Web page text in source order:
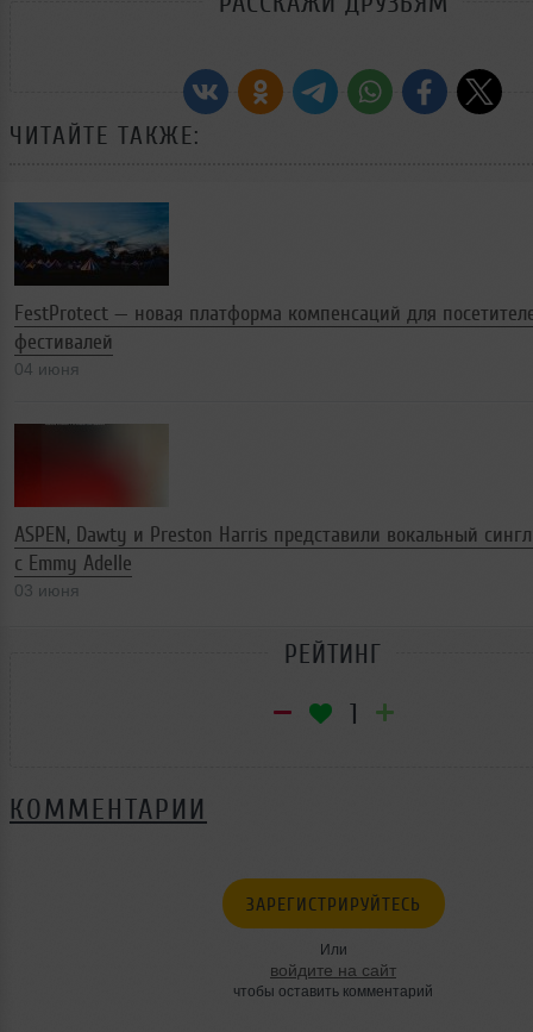
ЧИТАЙТЕ ТАКЖЕ:
FestProtect — новая платформа компенсаций для
фестивалей
04 июня
ASPEN, Dawty и Preston Harris представили вокальный
с Emmy Adelle
03 июня
РЕЙТИНГ
1
КОММЕНТАРИИ
ЗАРЕГИСТРИРУЙТЕСЬ
Или
войдите на сайт
чтобы оставить комментарий